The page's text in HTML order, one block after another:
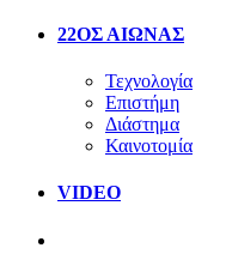
22ΟΣ ΑΙΩΝΑΣ
Τεχνολογία
Επιστήμη
Διάστημα
Καινοτομία
VIDEO